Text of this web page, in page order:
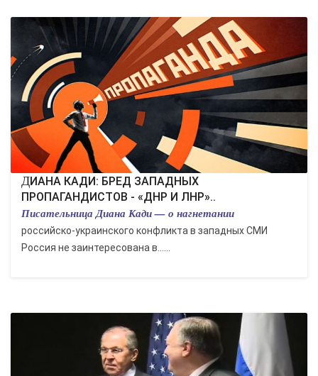
ДИАНА КАДИ: БРЕД ЗАПАДНЫХ
ПРОПАГАНДИСТОВ - «ДНР И ЛНР»..
Писательница Диана Кади — о нагнетании
российско-украинского конфликта в западных СМИ
Россия не заинтересована в…...